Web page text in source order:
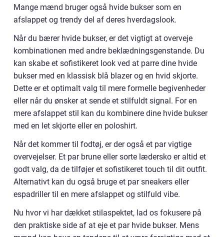
Mange mænd bruger også hvide bukser som en
afslappet og trendy del af deres hverdagslook.
Når du bærer hvide bukser, er det vigtigt at overveje
kombinationen med andre beklædningsgenstande. Du
kan skabe et sofistikeret look ved at parre dine hvide
bukser med en klassisk blå blazer og en hvid skjorte.
Dette er et optimalt valg til mere formelle begivenheder
eller når du ønsker at sende et stilfuldt signal. For en
mere afslappet stil kan du kombinere dine hvide bukser
med en let skjorte eller en poloshirt.
Når det kommer til fodtøj, er der også et par vigtige
overvejelser. Et par brune eller sorte lædersko er altid et
godt valg, da de tilføjer et sofistikeret touch til dit outfit.
Alternativt kan du også bruge et par sneakers eller
espadriller til en mere afslappet og stilfuld vibe.
Nu hvor vi har dækket stilaspektet, lad os fokusere på
den praktiske side af at eje et par hvide bukser. Mens